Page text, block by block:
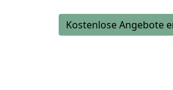
Kostenlose Angebote